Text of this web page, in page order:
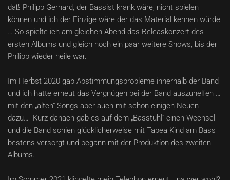
daß Philipp Gerhard, der Bassist krank wäre, nicht spielen
können und ich der Einzige wäre der das Material kennen würde
… So spielte ich am gleichen Abend das Releaskonzert des
ersten Albums und gleich noch ein paar weitere Shows, bis der
Philipp wieder heile war.
Im Herbst 2020 gab Abstimmungsprobleme innerhalb der Band
und ich hatte erneut das Vergnügen bei der Band auszuhelfen …
mit den „alten“ Songs aber auch mit schon einigen Neuen
dazu… Kurz danach gab es auf dem „Basstuhl“ einen Wechsel
und die Band schien glücklicherweise mit Tabea Kind am Bass
bestens versorgt und begann mit der Produktion des zweiten
Albums.